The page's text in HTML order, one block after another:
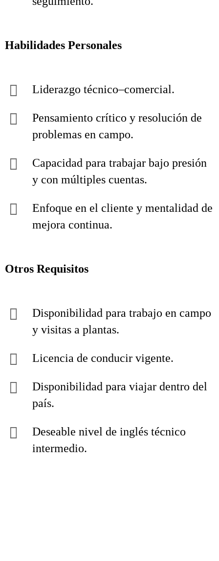
Habilidades Personales
Liderazgo técnico–comercial.
Pensamiento crítico y resolución de
problemas en campo.
Capacidad para trabajar bajo presión
y con múltiples cuentas.
Enfoque en el cliente y mentalidad de
mejora continua.
Otros Requisitos
Disponibilidad para trabajo en campo
y visitas a plantas.
Licencia de conducir vigente.
Disponibilidad para viajar dentro del
país.
Deseable nivel de inglés técnico
intermedio.